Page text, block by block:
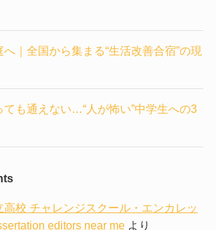
｜全国から集まる“生活改善合宿”の現
も通えない…“人が怖い”中学生への3
高校 チャレンジスクール・エンカレッ
editors near meより